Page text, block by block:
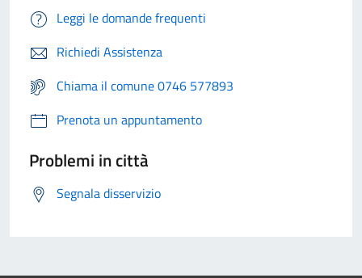
Leggi le domande frequenti
Richiedi Assistenza
Chiama il comune 0746 577893
Prenota un appuntamento
Problemi in città
Segnala disservizio